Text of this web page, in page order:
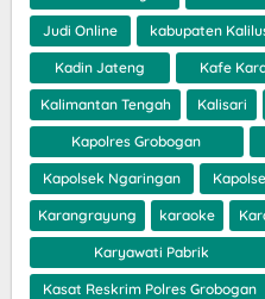
Judi Online kabupaten
Kadin Jateng Kafe
Kalimantan Tengah Kalisari
Kapolres Grobogan
Kapolsek Ngaringan
Karangrayung karaoke
Karyawati Pabrik
Kasat Reskrim Polres Grobogan